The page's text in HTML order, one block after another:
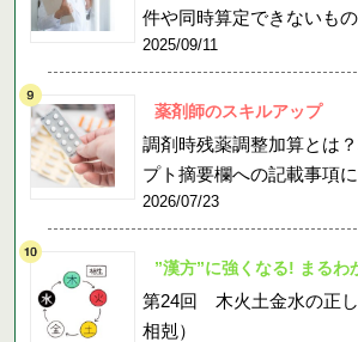
件や同時算定できないも
2025/09/11
薬剤師のスキルアップ
調剤時残薬調整加算とは
プト摘要欄への記載事項
2026/07/23
”漢方”に強くなる! まるわ
第24回 木火土金水の正
相剋）